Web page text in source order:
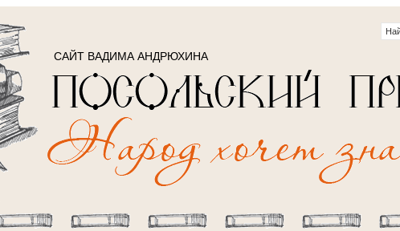
САЙТ ВАДИМА АНДРЮХИНА